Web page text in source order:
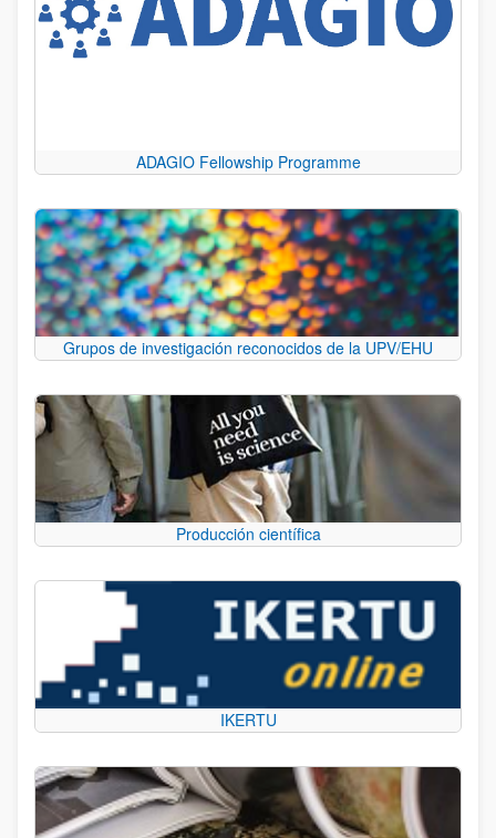
ADAGIO Fellowship Programme
Grupos de investigación reconocidos de la UPV/EHU
Producción científica
IKERTU